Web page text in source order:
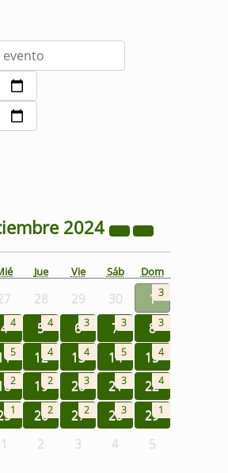
2024
Jue Vie Sáb Dom
28 29 30 13
44 5 4 63 73 83
5 124 134 145 154
2 192 203 213 224
1 262 272 283 291
1 2 3 4 5